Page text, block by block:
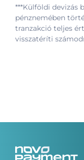
***Külföldi devizás
pénznemében
tranzakció teljes
visszatéríti